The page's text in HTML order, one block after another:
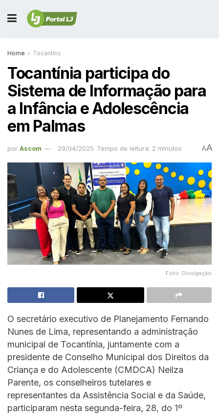
Home Tocantins
Tocantínia participa do
Sistema de Informação para
a Infância e Adolescência
em Palmas
por Ascom 29/04/2025 Tempo de leitura: 2 minutos AA
Foto: Divulgação
O secretário executivo de Planejamento Fernando
Nunes de Lima, representando a administração
municipal de Tocantínia, juntamente com a
presidente de Conselho Municipal dos Direitos da
Criança e do Adolescente (CMDCA) Neilza
Parente, os conselheiros tutelares e
representantes da Assistência Social e da Saúde,
participaram nesta segunda-feira, 28, do 1º